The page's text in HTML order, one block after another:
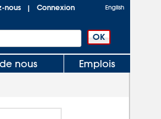
nous | Connexion English
nous Emplois